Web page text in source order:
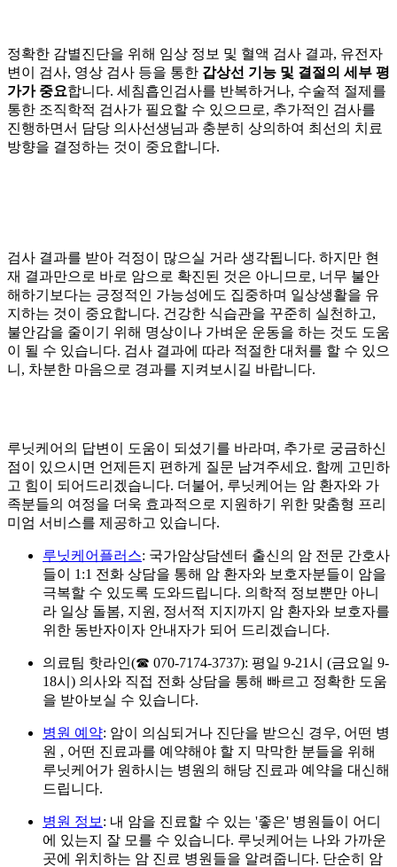
정확한 감별진단을 위해 임상 정보 및 혈액 검사 결과, 유전자
변이 검사, 영상 검사 등을 통한 갑상선 기능 및 결절의 세부 평
가가 중요합니다. 세침흡인검사를 반복하거나, 수술적 절제를
통한 조직학적 검사가 필요할 수 있으므로, 추가적인 검사를
진행하면서 담당 의사선생님과 충분히 상의하여 최선의 치료
방향을 결정하는 것이 중요합니다.
검사 결과를 받아 걱정이 많으실 거라 생각됩니다. 하지만 현
재 결과만으로 바로 암으로 확진된 것은 아니므로, 너무 불안
해하기보다는 긍정적인 가능성에도 집중하며 일상생활을 유
지하는 것이 중요합니다. 건강한 식습관을 꾸준히 실천하고,
불안감을 줄이기 위해 명상이나 가벼운 운동을 하는 것도 도움
이 될 수 있습니다. 검사 결과에 따라 적절한 대처를 할 수 있으
니, 차분한 마음으로 경과를 지켜보시길 바랍니다.
루닛케어의 답변이 도움이 되셨기를 바라며, 추가로 궁금하신
점이 있으시면 언제든지 편하게 질문 남겨주세요. 함께 고민하
고 힘이 되어드리겠습니다. 더불어, 루닛케어는 암 환자와 가
족분들의 여정을 더욱 효과적으로 지원하기 위한 맞춤형 프리
미엄 서비스를 제공하고 있습니다.
루닛케어플러스: 국가암상담센터 출신의 암 전문 간호사
들이 1:1 전화 상담을 통해 암 환자와 보호자분들이 암을
극복할 수 있도록 도와드립니다. 의학적 정보뿐만 아니
라 일상 돌봄, 지원, 정서적 지지까지 암 환자와 보호자를
위한 동반자이자 안내자가 되어 드리겠습니다.
의료팀 핫라인(☎ 070-7174-3737): 평일 9-21시 (금요일 9-
18시) 의사와 직접 전화 상담을 통해 빠르고 정확한 도움
을 받아보실 수 있습니다.
병원 예약: 암이 의심되거나 진단을 받으신 경우, 어떤 병
원 , 어떤 진료과를 예약해야 할 지 막막한 분들을 위해
루닛케어가 원하시는 병원의 해당 진료과 예약을 대신해
드립니다.
병원 정보 : 내 암을 진료할 수 있는 '좋은' 병원들이 어디
에 있는지 잘 모를 수 있습니다. 루닛케어는 나와 가까운
곳에 위치하는 암 진료 병원들을 알려줍니다. 단순히 암